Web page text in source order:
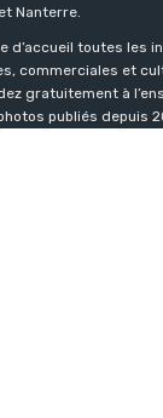
Nanterre.
d’accueil toutes les
commerciales et
gratuitement à
publiés depuis